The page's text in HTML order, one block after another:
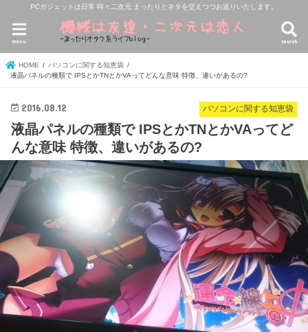
PCガジェットは日常 時々二次元 まったりとネタを交えつつお送りいたします。
search
menu
HOME
パソコンに関する知恵袋
液晶パネルの種類で IPSとかTNとかVAってどんな意味 特徴、違いがあるの?
パソコンに関する知恵袋
2016.08.12
液晶パネルの種類で IPSとかTNとかVAってど
んな意味 特徴、違いがあるの?